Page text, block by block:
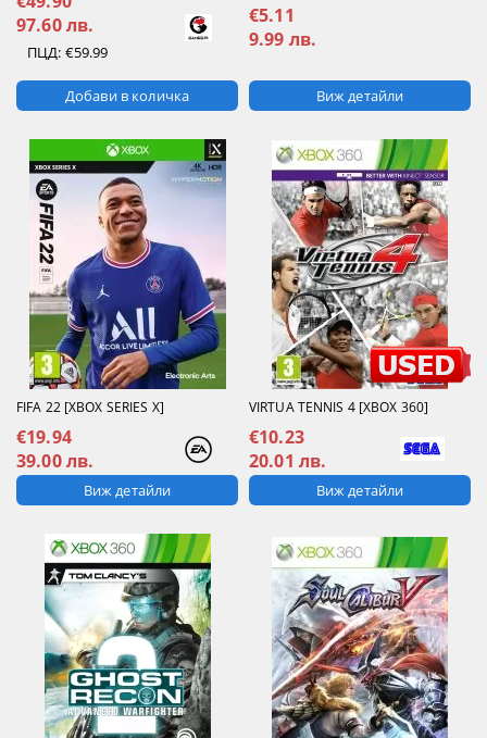
97.60 лв.
ПЦД: €59.99
€5.11
9.99 лв.
Виж детайли
FIFA 22 [XBOX SERIES X]
€19.94
39.00 лв.
Виж детайли
VIRTUA TENNIS 4 [XBOX 360]
€10.23
20.01 лв.
Виж детайли